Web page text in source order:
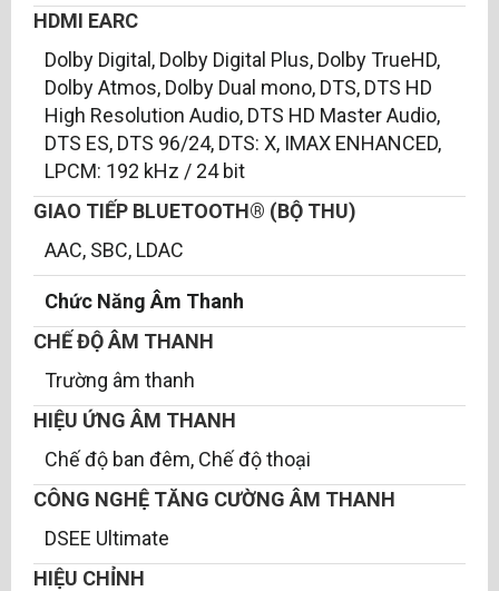
HDMI EARC
Dolby Digital, Dolby Digital Plus, Dolby TrueHD,
Dolby Atmos, Dolby Dual mono, DTS, DTS HD
High Resolution Audio, DTS HD Master Audio,
DTS ES, DTS 96/24, DTS: X, IMAX ENHANCED,
LPCM: 192 kHz / 24 bit
GIAO TIẾP BLUETOOTH® (BỘ THU)
AAC, SBC, LDAC
Chức Năng Âm Thanh
CHẾ ĐỘ ÂM THANH
Trường âm thanh
HIỆU ỨNG ÂM THANH
Chế độ ban đêm, Chế độ thoại
CÔNG NGHỆ TĂNG CƯỜNG ÂM THANH
DSEE Ultimate
HIỆU CHỈNH